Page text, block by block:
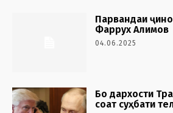
Парвандаи
Фаррух Алимов
04.06.2025
Бо дархости
соат суҳбати